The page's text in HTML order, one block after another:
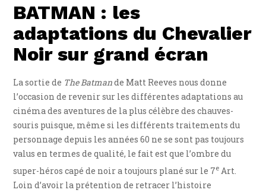
BATMAN : les
adaptations du Chevalier
Noir sur grand écran
La sortie de The Batmande Matt Reeves nous donne
l’occasion de revenir sur les différentes adaptations au
cinéma des aventures de la plus célèbre des chauves-
souris puisque, même si les différents traitements du
personnage depuis les années 60 ne se sont pas toujours
valus en termes de qualité, le fait est que l’ombre du
super-héros capé de noir a toujours plané sur le 7e Art.
Loin d’avoir la prétention de retracer l’histoire